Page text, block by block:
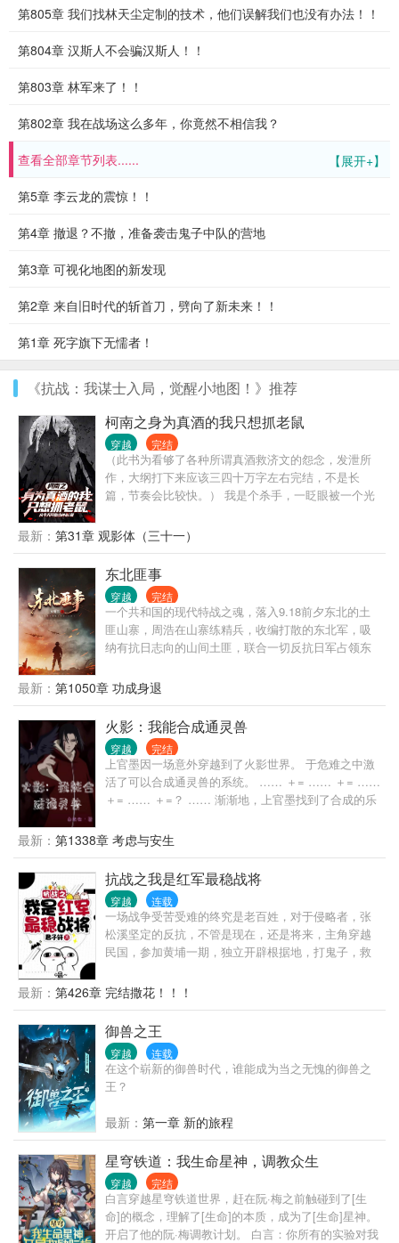
第805章 我们找林天尘定制的技术，他们误解我们也没有办法！！
第804章 汉斯人不会骗汉斯人！！
第803章 林军来了！！
第802章 我在战场这么多年，你竟然不相信我？
【展开+】
查看全部章节列表......
第5章 李云龙的震惊！！
第4章 撤退？不撤，准备袭击鬼子中队的营地
第3章 可视化地图的新发现
第2章 来自旧时代的斩首刀，劈向了新未来！！
第1章 死字旗下无懦者！
《抗战：我谋士入局，觉醒小地图！》推荐
柯南之身为真酒的我只想抓老鼠
穿越 完结
（此书为看够了各种所谓真酒救济文的怨念，发泄所
作，大纲打下来应该三四十万字左右完结，不是长
篇，节奏会比较快。） 我是个杀手，一眨眼被一个光
财阀家里，有一个远房表弟名叫乌丸莲耶。 在陪伴弟
弟的百年以后终于等来了系统任务的我只想做三件
事。 第一，帮助弟弟实现他的愿望。 第二，早日完成
任务摆脱系统。 第三，把我亲手养大的银发小狼崽泡
到手。 一切尘埃落定之后 乌丸莲耶：家人们，谁懂
啊，我的下属成我嫂子了。 以下为避雷： 红方一定会
亖，红方粉勿入。宫野姐妹下场不好，宫野姐妹的粉
丝也勿入。主攻主攻主攻
最新： 第31章 观影体（三十一）
东北匪事
穿越 完结
一个共和国的现代特战之魂，落入9.18前夕东北的土
匪山寨，周浩在山寨练精兵，收编打散的东北军，吸
纳有抗日志向的山间土匪，联合一切反抗日军占领东
雄篇章。
最新： 第1050章 功成身退
火影：我能合成通灵兽
穿越 完结
上官墨因一场意外穿越到了火影世界。 于危难之中激
活了可以合成通灵兽的系统。 …… ＋= …… ＋= ……
＋= …… ＋=？ …… 渐渐地，上官墨找到了合成的乐
最新： 第1338章 考虑与安生
抗战之我是红军最稳战将
穿越 连载
一场战争受苦受难的终究是老百姓，对于侵略者，张
松溪坚定的反抗，不管是现在，还是将来，主角穿越
民国，参加黄埔一期，独立开辟根据地，打鬼子，救
最新： 第426章 完结撒花！！！
御兽之王
穿越 连载
在这个崭新的御兽时代，谁能成为当之无愧的御兽之
王？
最新： 第一章 新的旅程
星穹铁道：我生命星神，调教众生
穿越 完结
白言穿越星穹铁道世界，赶在阮·梅之前触碰到了[生
命]的概念，理解了[生命]的本质，成为了[生命]星神。
开启了他的阮·梅调教计划。 白言：你所有的实验对我